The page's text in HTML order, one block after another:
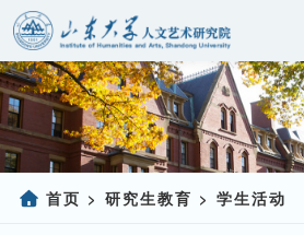
首页 > 研究生教育 > 学生活动
首页
研究院概况